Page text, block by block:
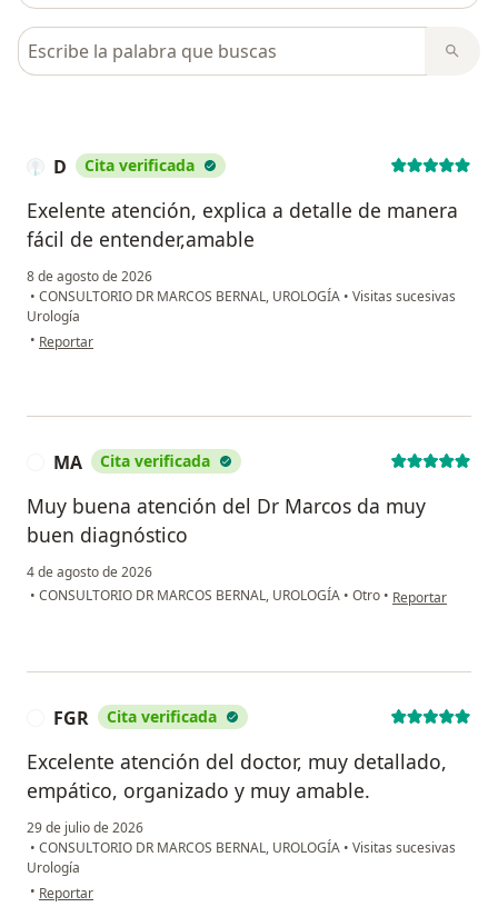
Busca en opiniones
D Cita verificada
Exelente atención, explica a detalle de manera
fácil de entender,amable
8 de agosto de 2026
• CONSULTORIO DR MARCOS BERNAL, UROLOGÍA • Visitas sucesivas
Urología
• en opinión del usuario D
Reportar
MA Cita verificada
Muy buena atención del Dr Marcos da muy
buen diagnóstico
4 de agosto de 2026
• CONSULTORIO DR MARCOS BERNAL, UROLOGÍA • Otro • en opinión del
Reportar
FGR Cita verificada
Excelente atención del doctor, muy detallado,
empático, organizado y muy amable.
29 de julio de 2026
• CONSULTORIO DR MARCOS BERNAL, UROLOGÍA • Visitas sucesivas
Urología
• en opinión del usuario FGR
Reportar